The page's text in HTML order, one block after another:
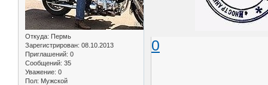
Откуда: Пермь
Зарегистрирован: 08.10.2013
Приглашений: 0
Сообщений: 35
Уважение: 0
Пол: Мужской
0